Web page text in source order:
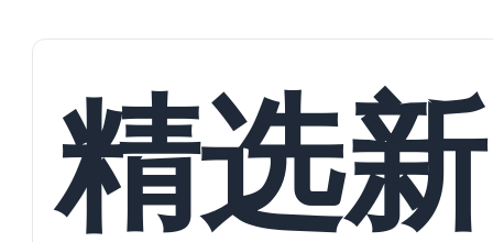
精选新